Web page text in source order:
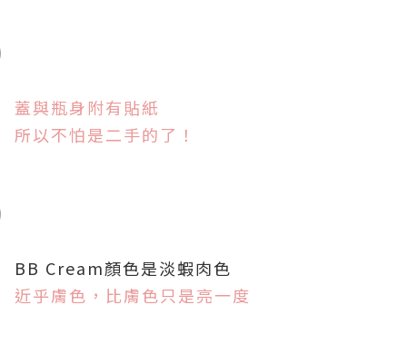
蓋與瓶身附有貼紙
所以不怕是二手的了！
BB Cream顏色是淡蝦肉色
近乎膚色，比膚色只是亮一度